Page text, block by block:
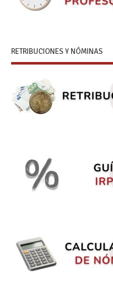
RETRIBUCIONES Y NÓMINAS